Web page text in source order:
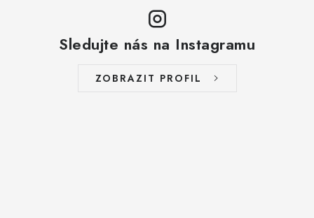
Sledujte nás na Instagramu
ZOBRAZIT PROFIL